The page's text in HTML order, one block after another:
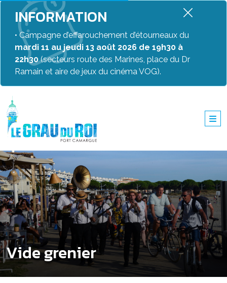
INFORMATION
• Campagne d’effarouchement d’étourneaux du
mardi 11 au jeudi 13 août 2026 de 19h30 à
22h30(secteurs route des Marines, place du Dr
Ramain et aire de jeux du cinéma VOG).
Vide grenier